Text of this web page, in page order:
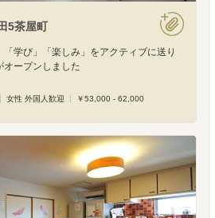
5茶屋町
学び」「楽しみ」をアクティブに送り
オープンしました
女性 外国人歓迎 ￥53,000 - 62,000